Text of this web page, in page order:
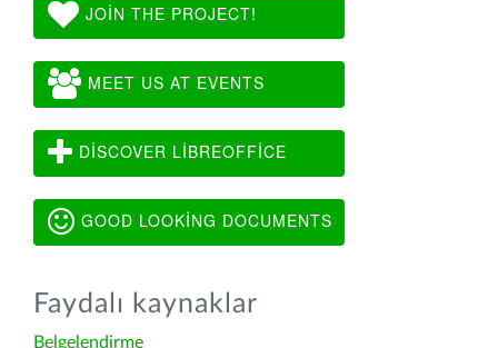
JOIN THE PROJECT!
MEET US AT EVENTS
DISCOVER LIBREOFFICE
GOOD LOOKING DOCUMENTS
Faydalı kaynaklar
Belgelendirme